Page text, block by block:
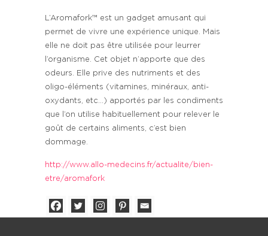
L’Aromafork™ est un gadget amusant qui
permet de vivre une expérience unique. Mais
elle ne doit pas être utilisée pour leurrer
l’organisme. Cet objet n’apporte que des
odeurs. Elle prive des nutriments et des
oligo-éléments (vitamines, minéraux, anti-
oxydants, etc…) apportés par les condiments
que l’on utilise habituellement pour relever le
goût de certains aliments, c’est bien
dommage.
http://www.allo-medecins.fr/actualite/bien-
etre/aromafork